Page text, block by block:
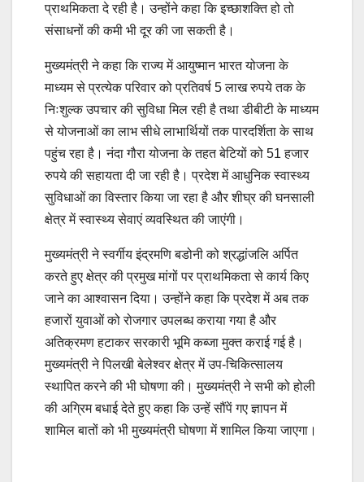
प्राथमिकता दे रही है। उन्होंने कहा कि इच्छाशक्ति हो तो
संसाधनों की कमी भी दूर की जा सकती है।
मुख्यमंत्री ने कहा कि राज्य में आयुष्मान भारत योजना के
माध्यम से प्रत्येक परिवार को प्रतिवर्ष 5 लाख रुपये तक के
निःशुल्क उपचार की सुविधा मिल रही है तथा डीबीटी के माध्यम
से योजनाओं का लाभ सीधे लाभार्थियों तक पारदर्शिता के साथ
पहुंच रहा है। नंदा गौरा योजना के तहत बेटियों को 51 हजार
रुपये की सहायता दी जा रही है। प्रदेश में आधुनिक स्वास्थ्य
सुविधाओं का विस्तार किया जा रहा है और शीघ्र की घनसाली
क्षेत्र में स्वास्थ्य सेवाएं व्यवस्थित की जाएंगी।
मुख्यमंत्री ने स्वर्गीय इंद्रमणि बडोनी को श्रद्धांजलि अर्पित
करते हुए क्षेत्र की प्रमुख मांगों पर प्राथमिकता से कार्य किए
जाने का आश्वासन दिया। उन्होंने कहा कि प्रदेश में अब तक
हजारों युवाओं को रोजगार उपलब्ध कराया गया है और
अतिक्रमण हटाकर सरकारी भूमि कब्जा मुक्त कराई गई है।
मुख्यमंत्री ने पिलखी बेलेश्वर क्षेत्र में उप-चिकित्सालय
स्थापित करने की भी घोषणा की। मुख्यमंत्री ने सभी को होली
की अग्रिम बधाई देते हुए कहा कि उन्हें सौंपें गए ज्ञापन में
शामिल बातों को भी मुख्यमंत्री घोषणा में शामिल किया जाएगा।